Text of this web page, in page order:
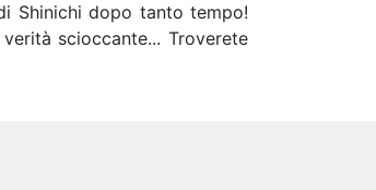
Shinichi dopo tanto tempo!
scioccante... Troverete